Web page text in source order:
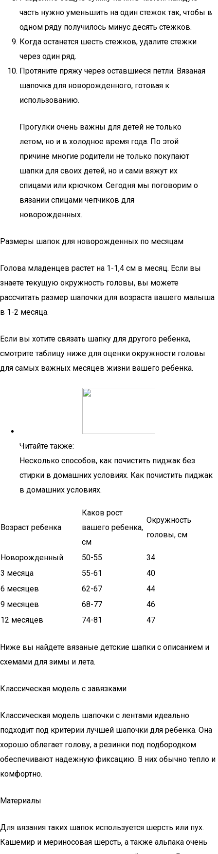
часть нужно уменьшить на один стежок так, чтобы в
одном ряду получилось минус десять стежков.
Когда останется шесть стежков, удалите стежки
через один ряд.
Протяните пряжу через оставшиеся петли. Вязаная
шапочка для новорожденного, готовая к
использованию.
Прогулки очень важны для детей не только
летом, но и в холодное время года. По этой
причине многие родители не только покупают
шапки для своих детей, но и сами вяжут их
спицами или крючком. Сегодня мы поговорим о
вязании спицами чепчиков для
новорожденных.
Размеры шапок для новорожденных по месяцам
Голова младенцев растет на 1-1,4 см в месяц. Если вы
знаете текущую окружность головы, вы можете
рассчитать размер шапочки для возраста вашего малыша
в 1-2 месяца.
Если вы хотите связать шапку для другого ребенка,
смотрите таблицу ниже для оценки окружности головы
для самых важных месяцев жизни вашего ребенка.
Читайте также:
Несколько способов, как почистить пиджак без
стирки в домашних условиях. Как почистить пиджак
в домашних условиях.
Возраст ребенка
Каков рост
вашего ребенка,
см
Окружность
головы, см
Новорожденный 50-55
34
3 месяца
55-61
40
6 месяцев
62-67
44
9 месяцев
68-77
46
12 месяцев
74-81 47
Ниже вы найдете вязаные детские шапки с описанием и
схемами для зимы и лета.
Классическая модель с завязками
Классическая модель шапочки с лентами идеально
подходит под критерии лучшей шапочки для ребенка. Она
хорошо облегает голову, а резинки под подбородком
обеспечивают надежную фиксацию. В них обычно тепло и
комфортно.
Материалы
Для вязания таких шапок используется шерсть или пух.
Кашемир и мериносовая шерсть, а также альпака очень